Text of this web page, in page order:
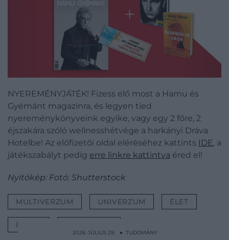
NYEREMÉNYJÁTÉK! Fizess elő most a Hamu és
Gyémánt magazinra, és legyen tied
nyereménykönyveink egyike, vagy egy 2 főre, 2
éjszakára szóló wellnesshétvége a harkányi Dráva
Hotelbe! Az előfizetői oldal eléréséhez kattints IDE, a
játékszabályt pedig erre linkre kattintva éred el!
Nyitókép: Fotó: Shutterstock
MULTIVERZUM UNIVERZUM ÉLET
FIZIKA
2026. JÚLIUS 29. ● TUDOMÁNY